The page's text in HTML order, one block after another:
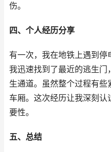
伤。
四、个人经历分享
有一次，我在地铁上遇到停
我迅速找到了最近的逃生
生通道。虽然整个过程有
车厢。这次经历让我深刻
要性。
五、总结